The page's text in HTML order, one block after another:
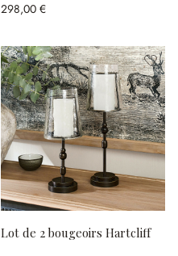
298,00 €
Lot de 2 bougeoirs Hartcliff